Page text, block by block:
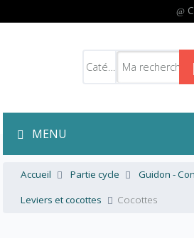
MENU
Accueil Partie cycle
Guidon -
Leviers et cocottes
Cocottes